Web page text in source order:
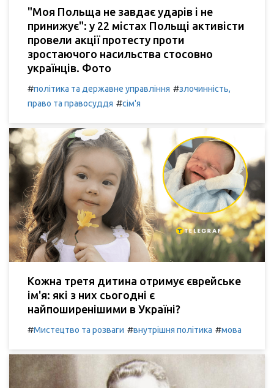
"Моя Польща не завдає ударів і не
принижує": у 22 містах Польщі активісти
провели акції протесту проти
зростаючого насильства стосовно
українців. Фото
#політика та державне управління #злочинність,
право та правосуддя #сім'я
Кожна третя дитина отримує єврейське
ім'я: які з них сьогодні є
найпоширенішими в Україні?
#Мистецтво та розваги #внутрішня політика #мова